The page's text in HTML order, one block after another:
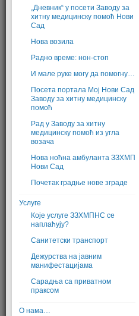
„Дневник“ у посети Заводу за
хитну медицинску помоћ Нови
Сад
Нова возила
Радно време: нон-стоп
И мале руке могу да помогну…
Посета портала Мој Нови Сад
Заводу за хитну медицинску
помоћ
Рад у Заводу за хитну
медицинску помоћ из угла
возача
Нова ноћна амбуланта ЗЗХМП
Нови Сад
Почетак градње нове зграде
Услуге
Које услуге ЗЗХМПНС се
наплаћују?
Санитетски транспорт
Дежурства на јавним
манифестацијама
Сарадња са приватном
праксом
О нама…